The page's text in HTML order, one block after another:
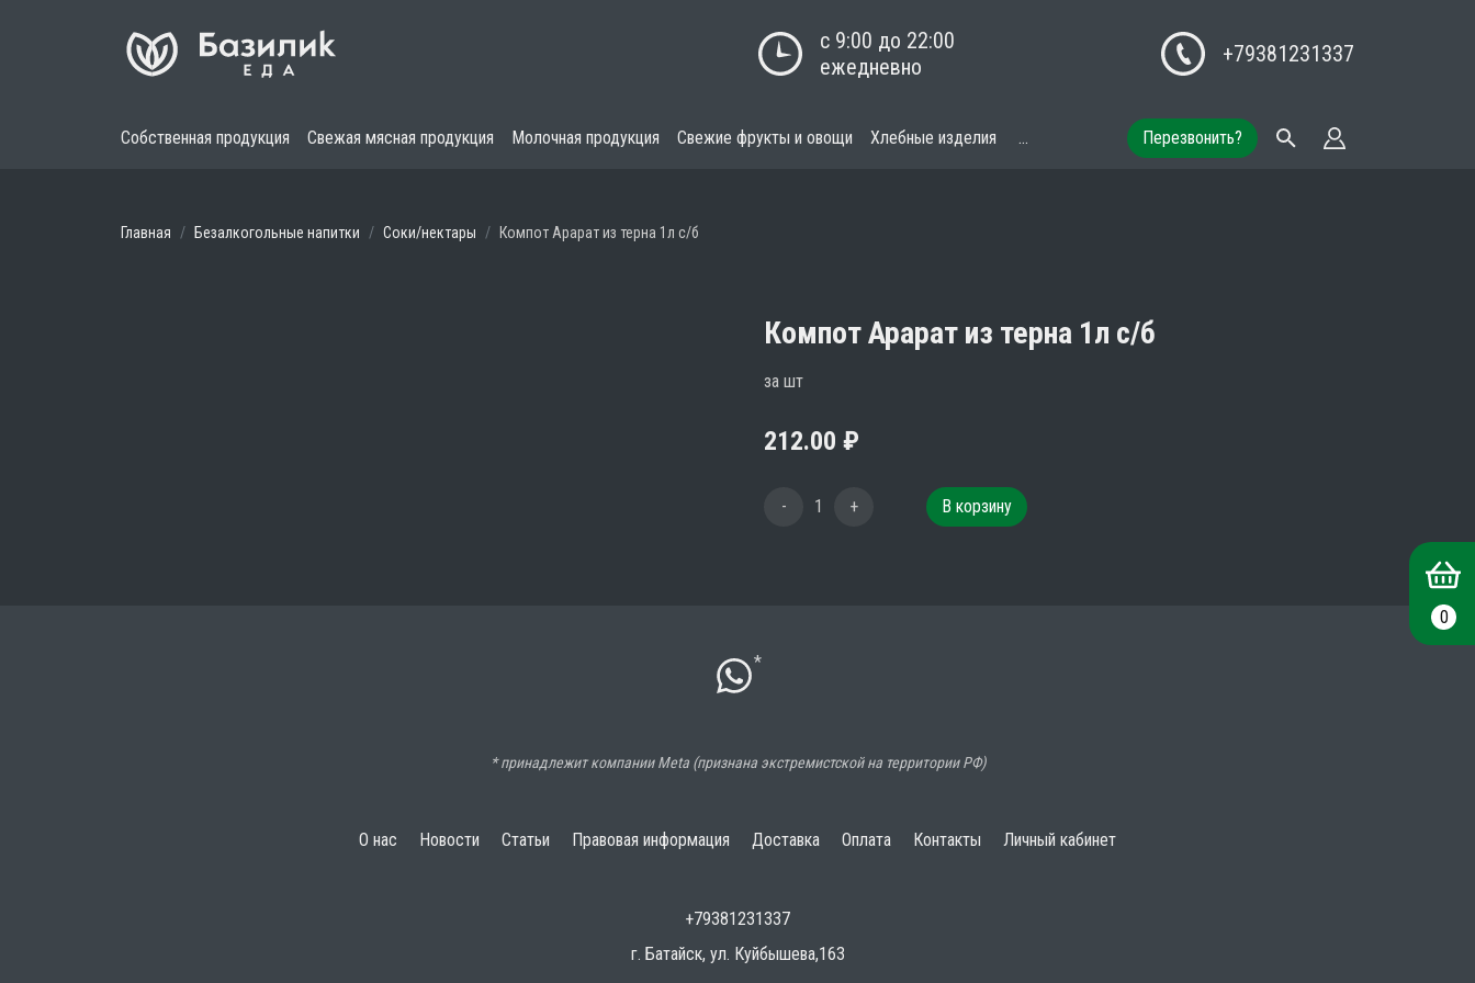
с 9:00 до 22:00
ежедневно
+79381231337
Собственная продукция Свежая мясная продукция Молочная продукция Свежие фрукты и овощи Хлебные изделия ... Перезвонить?
Главная Безалкогольные напитки Соки/нектары Компот Арарат из терна 1л с/б
Компот Арарат из терна 1л с/б
за шт
212.00 ₽
- 1 + В корзину
*
* принадлежит компании Meta (признана экстремистской на территории РФ)
О нас Новости Статьи Правовая информация Доставка Оплата Контакты Личный кабинет
+79381231337
г. Батайск, ул. Куйбышева,163
0